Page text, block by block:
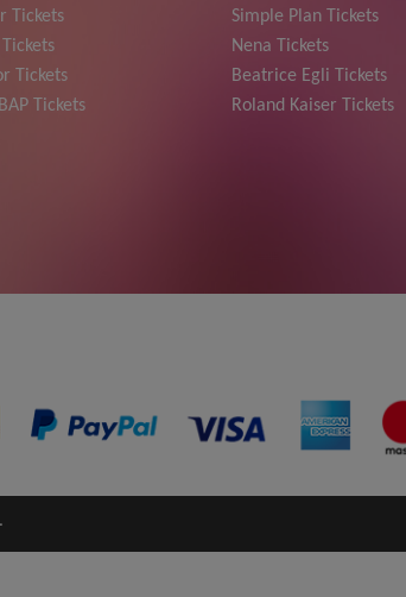
Tickets
Tickets
Tickets
Simple Plan Tickets
Nena Tickets
Beatrice Egli Tickets
Roland Kaiser Tickets